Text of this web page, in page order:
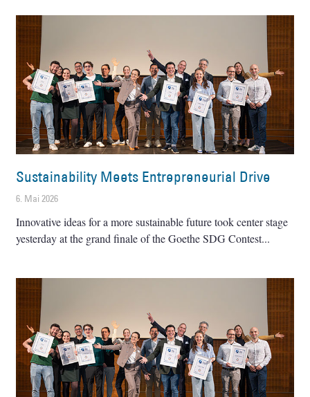
Sustainability Meets Entrepreneurial Drive
6. Mai 2026
Innovative ideas for a more sustainable future took center stage
yesterday at the grand finale of the Goethe SDG Contest